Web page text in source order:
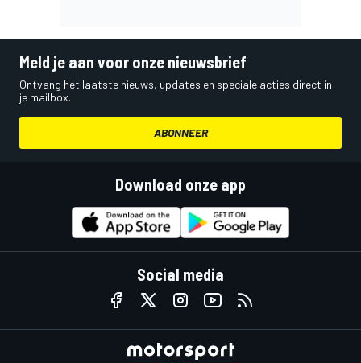
Meld je aan voor onze nieuwsbrief
Ontvang het laatste nieuws, updates en speciale acties direct in
je mailbox.
ABONNEER
Download onze app
Social media